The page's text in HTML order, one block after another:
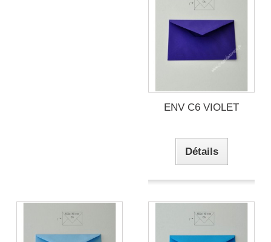
ENV C6 VIOLET
Détails